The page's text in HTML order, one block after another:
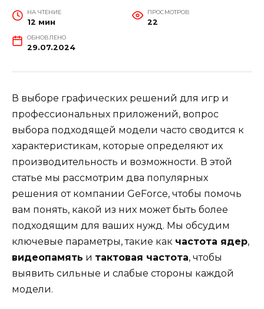
НА ЧТЕНИЕ
12 мин
ПРОСМОТРОВ
22
ОБНОВЛЕНО
29.07.2024
В выборе графических решений для игр и
профессиональных приложений, вопрос
выбора подходящей модели часто сводится к
характеристикам, которые определяют их
производительность и возможности. В этой
статье мы рассмотрим два популярных
решения от компании GeForce, чтобы помочь
вам понять, какой из них может быть более
подходящим для ваших нужд. Мы обсудим
ключевые параметры, такие как частота ядер,
видеопамять и тактовая частота, чтобы
выявить сильные и слабые стороны каждой
модели.